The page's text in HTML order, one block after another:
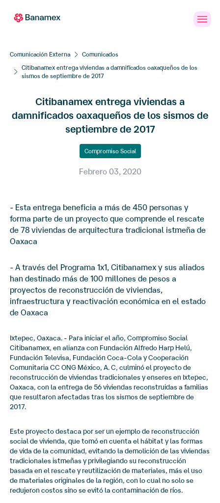
Personas
Comunicación Externa Comunicados
Citibanamex entrega viviendas a damnificados oaxaqueños de los
sismos de septiembre de 2017
Citibanamex entrega viviendas a
damnificados oaxaqueños de los sismos de
septiembre de 2017
Compromiso Social
Febrero 03, 2020
- Esta entrega beneficia a más de 450 personas y
forma parte de un proyecto que comprende el rescate
de 78 viviendas de arquitectura tradicional istmeña de
Oaxaca
- A través del Programa 1x1, Citibanamex y sus aliados
han destinado más de 100 millones de pesos a
proyectos de reconstrucción de viviendas,
infraestructura y reactivación económica en el estado
de Oaxaca
Ixtepec, Oaxaca. - Para iniciar el año, Compromiso Social
Citibanamex, en alianza con Fundación Alfredo Harp Helú,
Fundación Televisa, Fundación Coca-Cola y Cooperación
Comunitaria CC ONG México, A. C, culminó el proyecto de
reconstrucción de viviendas tradicionales y enseres en Ixtepec,
Oaxaca, con la entrega de 56 viviendas reconstruidas a familias
que resultaron afectadas tras los sismos de septiembre de
2017.
Este proyecto destaca por ser un ejemplo de reconstrucción
social de vivienda, que tomó en cuenta el hábitat y las formas
de vida de la comunidad, evitando la demolición de las viviendas
tradicionales istmeñas y privilegiando su reconstrucción
basada en el rescate y reutilización de materiales, más el uso
de materiales originales de la región, con lo cual no solo se
redujeron costos sino se evitó la contaminación de ríos.